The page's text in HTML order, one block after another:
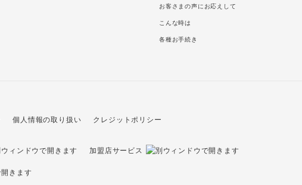
お客さまの声にお応えして
こんな時は
各種お手続き
加盟店サービス
個人情報の取り扱い クレジットポリシー